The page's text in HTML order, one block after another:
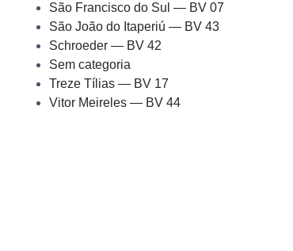
São Francisco do Sul — BV 07
São João do Itaperiú — BV 43
Schroeder — BV 42
Sem categoria
Treze Tílias — BV 17
Vitor Meireles — BV 44